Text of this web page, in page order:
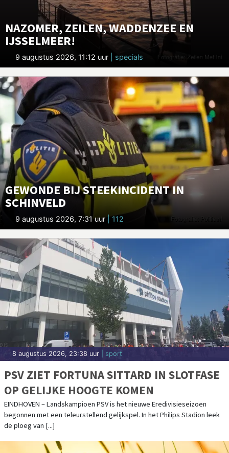
NAZOMER, ZEILEN, WADDENZEE EN
IJSSELMEER!
9 augustus 2026, 11:12 uur | specials
GEWONDE BIJ STEEKINCIDENT IN
SCHINVELD
9 augustus 2026, 7:31 uur | 112
8 augustus 2026, 23:38 uur | sport
PSV ZIET FORTUNA SITTARD IN SLOTFASE
OP GELIJKE HOOGTE KOMEN
EINDHOVEN – Landskampioen PSV is het nieuwe Eredivisieseizoen
begonnen met een teleurstellend gelijkspel. In het Philips Stadion leek
de ploeg van [...]